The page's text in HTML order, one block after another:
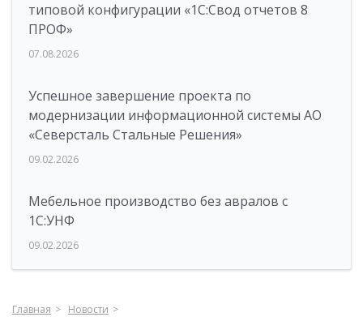
типовой конфигурации «1C:Свод отчетов 8
ПРОФ»
07.08.2026
Успешное завершение проекта по
модернизации информационной системы АО
«Северсталь Стальные Решения»
09.02.2026
Мебельное производство без авралов с
1С:УНФ
09.02.2026
Главная
Новости